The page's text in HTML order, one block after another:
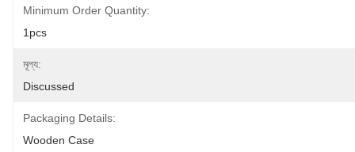
Minimum Order Quantity:
1pcs
মূল্য:
Discussed
Packaging Details:
Wooden Case